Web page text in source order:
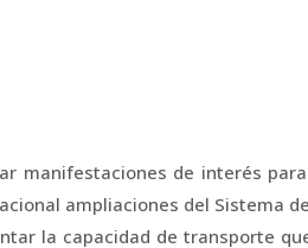
manifestaciones de interés
ampliaciones del Sistema
la capacidad de transporte